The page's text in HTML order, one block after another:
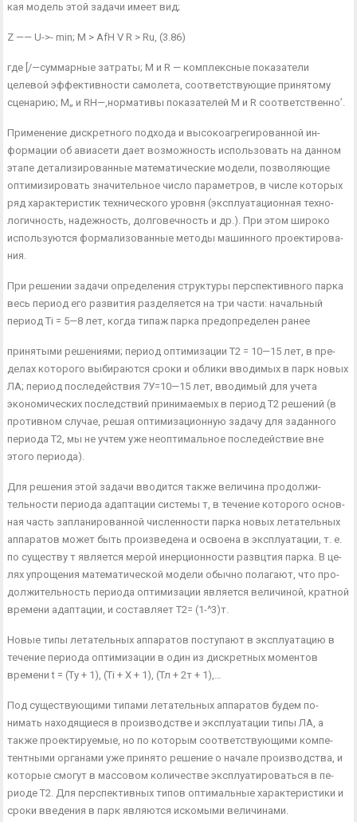
кая модель этой задачи имеет вид;
Z —— U->- min; М > AfH V R > Ru, (3.86)
где [/—суммарные затраты; М и R — комплексные показатели
целевой эффек­тивности самолета, соответствующие принятому
сценарию; М„ и RH—,нормати­вы показателей М и R соответственно’.
Применение дискретного подхода и высокоагрегированной ин­
формации об авиасети дает возможность использовать на данном
этапе детализированные математические модели, позволяющие
оптимизировать значительное число параметров, в числе которых
ряд характеристик технического уровня (эксплуатационная техно­
логичность, надежность, долговечность и др.). При этом широко
используются формализованные методы машинного проектирова­
ния.
При решении задачи определения структуры перспективного парка
весь период его развития разделяется на три части: началь­ный
период Тi = 5—8 лет, когда типаж парка предопределен ранее
принятыми решениями; период оптимизации Т2 = 10—15 лет, в пре­
делах которого выбираются сроки и облики вводимых в парк но­вых
ЛА; период последействия 7У=10—15 лет, вводимый для уче­та
экономических последствий принимаемых в период Т2 решений (в
противном случае, решая оптимизационную задачу для задан­ного
периода Т2, мы не учтем уже неоптимальное последействие вне
этого периода).
Для решения этой задачи вводится также величина продолжи­
тельности периода адаптации системы т, в течение которого основ­
ная часть запланированной численности парка новых летательных
аппаратов может быть произведена и освоена в эксплуатации, т. е.
по существу т является мерой инерционности развцтия парка. В це­
лях упрощения математической модели обычно полагают, что про­
должительность периода оптимизации является величиной, кратной
времени адаптации, и составляет Т2= (1-^3)т.
Новые типы летательных аппаратов поступают в эксплуатацию в
течение периода оптимизации в один из дискретных моментов
времени t = (Ту + 1), (Ті + X + 1), (Тл + 2т + 1),…
Под существующими типами летательных аппаратов будем по­
нимать находящиеся в производстве и эксплуатации типы ЛА, а
также проектируемые, но по которым соответствующими компе­
тентными органами уже принято решение о начале производства, и
которые смогут в массовом количестве эксплуатироваться в пе­
риоде Т2. Для перспективных типов оптимальные характеристики и
сроки введения в парк являются искомыми величинами.